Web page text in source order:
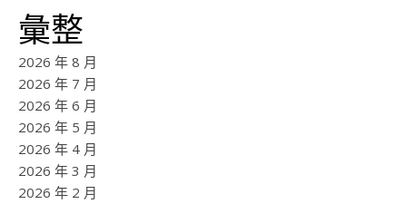
彙整
2026 年 8 月
2026 年 7 月
2026 年 6 月
2026 年 5 月
2026 年 4 月
2026 年 3 月
2026 年 2 月